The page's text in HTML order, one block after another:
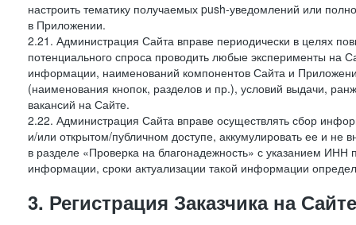
настроить тематику получаемых push-уведомлений или
в Приложении.
2.21. Администрация Сайта вправе периодически в целях
потенциального спроса проводить любые эксперименты на
информации, наименований компонентов Сайта и
(наименования кнопок, разделов и пр.), условий выдачи,
вакансий на Сайте.
2.22. Администрация Сайта вправе осуществлять сбор
и/или открытом/публичном доступе, аккумулировать ее и не
в разделе «Проверка на благонадежность» с указанием
информации, сроки актуализации такой информации
3. Регистрация Заказчика на Сайте